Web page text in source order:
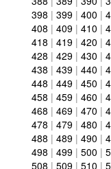
398 | 399 | 400 |
408 | 409 | 410 |
418 | 419 | 420 |
428 | 429 | 430 |
438 | 439 | 440 |
448 | 449 | 450 |
458 | 459 | 460 |
468 | 469 | 470 |
478 | 479 | 480 |
488 | 489 | 490 |
498 | 499 | 500 |
508 | 509 | 510 |